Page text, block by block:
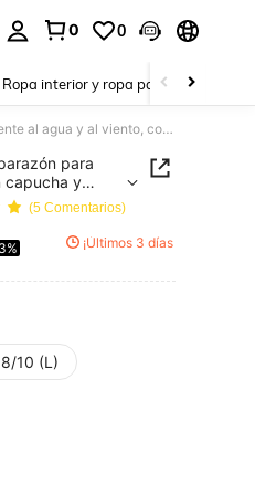
0 0
Ropa interior y ropa para dormir
OutZeal Chaqueta negra de caparazón para mujer, resistente al agua y al viento, con capucha y cordón ajustable en la cintura, para senderismo, campamento y actividades al aire libre en primavera y otoño
para
capucha y
primavera y
(5 Comentarios)
¡Últimos 3 días
8/10 (L)